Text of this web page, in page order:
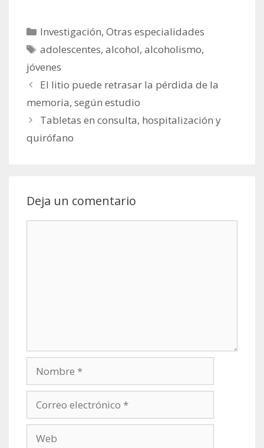
Categorías
Investigación,Otras especialidades
Etiquetas
adolescentes,alcohol,alcoholismo,
jóvenes
El litio puede retrasar la pérdida de la
memoria, según estudio
Tabletas en consulta, hospitalización y
quirófano
Deja un comentario
electrónico